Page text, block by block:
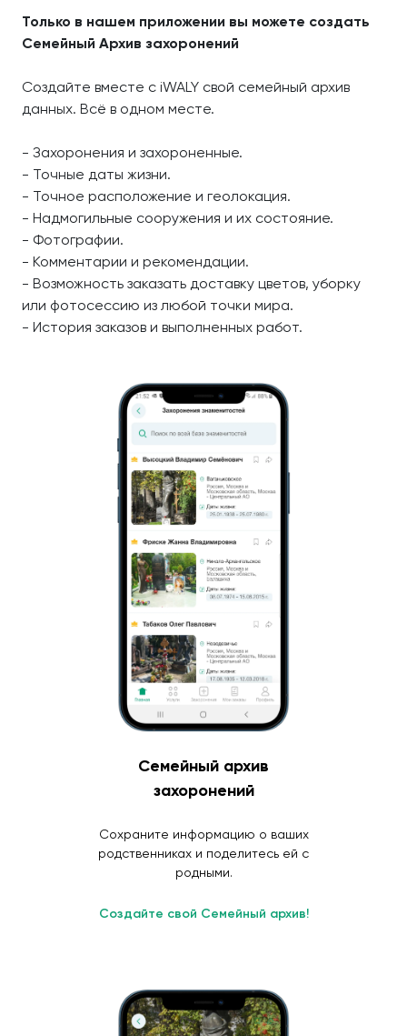
Только в нашем приложении вы можете создать
Семейный Архив захоронений
Создайте вместе с iWALY свой семейный архив
данных. Всё в одном месте.
- Захоронения и захороненные.
- Точные даты жизни.
- Точное расположение и геолокация.
- Надмогильные сооружения и их состояние.
- Фотографии.
- Комментарии и рекомендации.
- Возможность заказать доставку цветов, уборку
или фотосессию из любой точки мира.
- История заказов и выполненных работ.
Семейный архив
захоронений
Сохраните информацию о ваших
родственниках и поделитесь ей с
родными.
Создайте свой Семейный архив!